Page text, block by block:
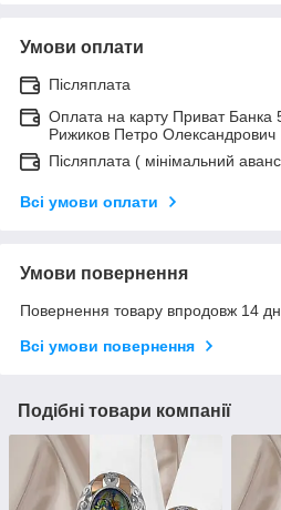
Умови оплати
Післяплата
Оплата на карту Приват Банка
Рижиков Петро Олександрович
Післяплата ( мінімальний
Всі умови оплати
Умови повернення
Повернення товару впродовж 14
Всі умови повернення
Подібні товари компанії